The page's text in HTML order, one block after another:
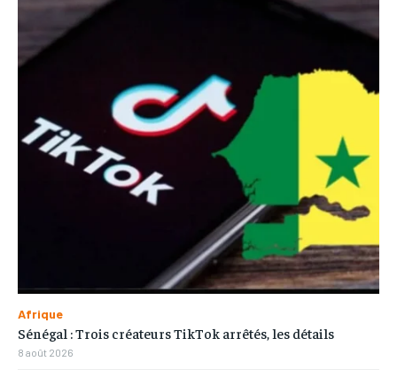
Afrique
Sénégal : Trois créateurs TikTok arrêtés, les détails
8 août 2026